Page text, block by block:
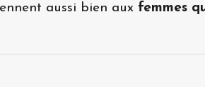
aussi bien aux femmes